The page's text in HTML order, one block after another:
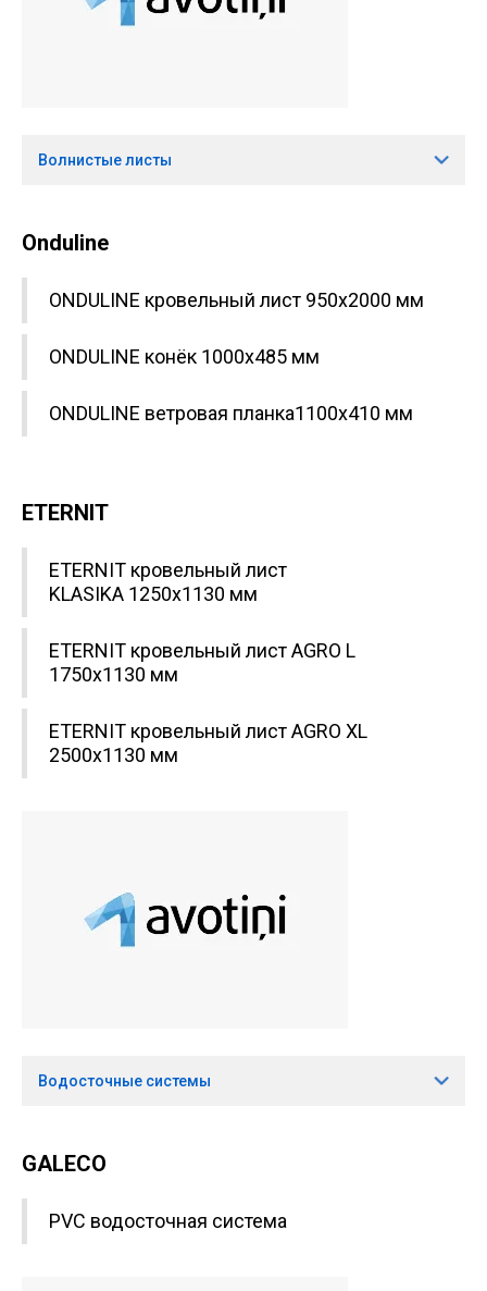
Волнистые листы
Onduline
ONDULINE кровельный лист 950x2000 мм
ONDULINE конёк 1000x485 мм
ONDULINE ветровая планка1100x410 мм
ETERNIT
ETERNIT кровельный лист
KLASIKA 1250x1130 мм
ETERNIT кровельный лист AGRO L
1750x1130 мм
ETERNIT кровельный лист AGRO XL
2500x1130 мм
Водосточные системы
GALECO
PVC водосточная система